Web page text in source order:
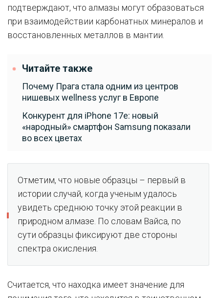
подтверждают, что алмазы могут образоваться
при взаимодействии карбонатных минералов и
восстановленных металлов в мантии.
Читайте также
Почему Прага стала одним из центров
нишевых wellness услуг в Европе
Конкурент для iPhone 17e: новый
«народный» смартфон Samsung показали
во всех цветах
Отметим, что новые образцы – первый в
истории случай, когда ученым удалось
увидеть среднюю точку этой реакции в
природном алмазе. По словам Вайса, по
сути образцы фиксируют две стороны
спектра окисления.
Считается, что находка имеет значение для